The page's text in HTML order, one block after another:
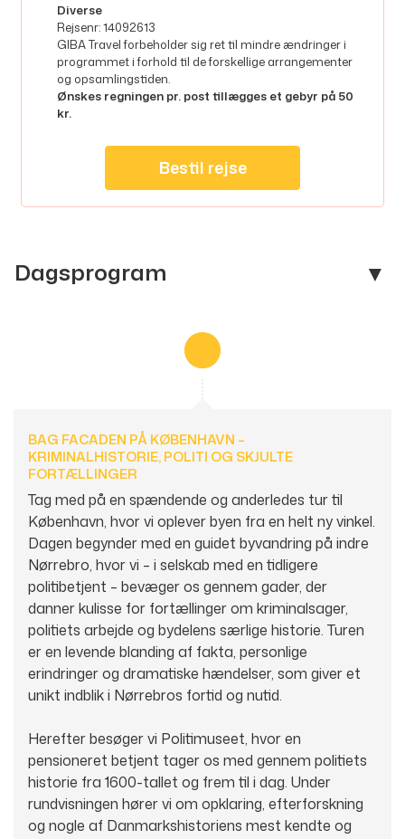
Diverse
Rejsenr: 14092613
GIBA Travel forbeholder sig ret til mindre ændringer i
programmet i forhold til de forskellige arrangementer
og opsamlingstiden.
Ønskes regningen pr. post tillægges et gebyr på 50
kr.
Bestil rejse
giba@gibatravel.dk
Adresse:
GIBA Travel
Torvet 3
Kontaktformular Ring til os
Dagsprogram
BAG FACADEN PÅ KØBENHAVN –
KRIMINALHISTORIE, POLITI OG SKJULTE
FORTÆLLINGER
Tag med på en spændende og anderledes tur til
København, hvor vi oplever byen fra en helt ny vinkel.
Dagen begynder med en guidet byvandring på indre
Nørrebro, hvor vi – i selskab med en tidligere
politibetjent – bevæger os gennem gader, der
danner kulisse for fortællinger om kriminalsager,
politiets arbejde og bydelens særlige historie. Turen
er en levende blanding af fakta, personlige
erindringer og dramatiske hændelser, som giver et
unikt indblik i Nørrebros fortid og nutid.
Herefter besøger vi Politimuseet, hvor en
pensioneret betjent tager os med gennem politiets
historie fra 1600-tallet og frem til i dag. Under
rundvisningen hører vi om opklaring, efterforskning
og nogle af Danmarkshistoriens mest kendte og